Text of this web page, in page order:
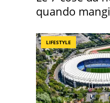
quando
LIFESTYLE